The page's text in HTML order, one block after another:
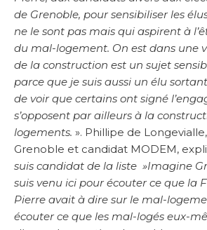
de Grenoble, pour sensibiliser les
ne le sont pas mais qui aspirent à
du mal-logement. On est dans une
de la construction est un sujet
parce que je suis aussi un élu
de voir que certains ont signé
s’opposent par ailleurs à la
logements. ». Phillipe de
Grenoble et candidat MODEM,
suis candidat de la liste »Imagine
suis venu ici pour écouter ce que la
Pierre avait à dire sur le mal-
écouter ce que les mal-logés eux-